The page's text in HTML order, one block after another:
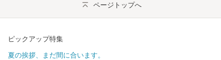
ページトップへ
ピックアップ特集
夏の挨拶、まだ間に合います。